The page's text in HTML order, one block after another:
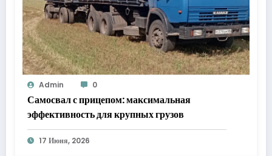
Admin 0
Самосвал с прицепом: максимальная
эффективность для крупных грузов
17 Июня, 2026